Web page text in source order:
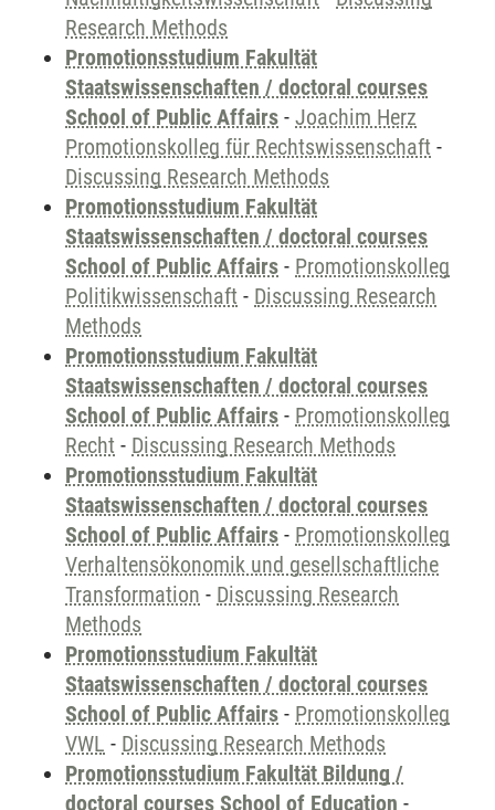
Research Methods
Promotionsstudium Fakultät
Staatswissenschaften / doctoral courses
School of Public Affairs - Joachim Herz
Promotionskolleg für Rechtswissenschaft -
Discussing Research Methods
Promotionsstudium Fakultät
Staatswissenschaften / doctoral courses
School of Public Affairs - Promotionskolleg
Politikwissenschaft - Discussing Research
Methods
Promotionsstudium Fakultät
Staatswissenschaften / doctoral courses
School of Public Affairs - Promotionskolleg
Recht - Discussing Research Methods
Promotionsstudium Fakultät
Staatswissenschaften / doctoral courses
School of Public Affairs - Promotionskolleg
Verhaltensökonomik und gesellschaftliche
Transformation - Discussing Research
Methods
Promotionsstudium Fakultät
Staatswissenschaften / doctoral courses
School of Public Affairs - Promotionskolleg
VWL - Discussing Research Methods
Promotionsstudium Fakultät Bildung /
doctoral courses School of Education -